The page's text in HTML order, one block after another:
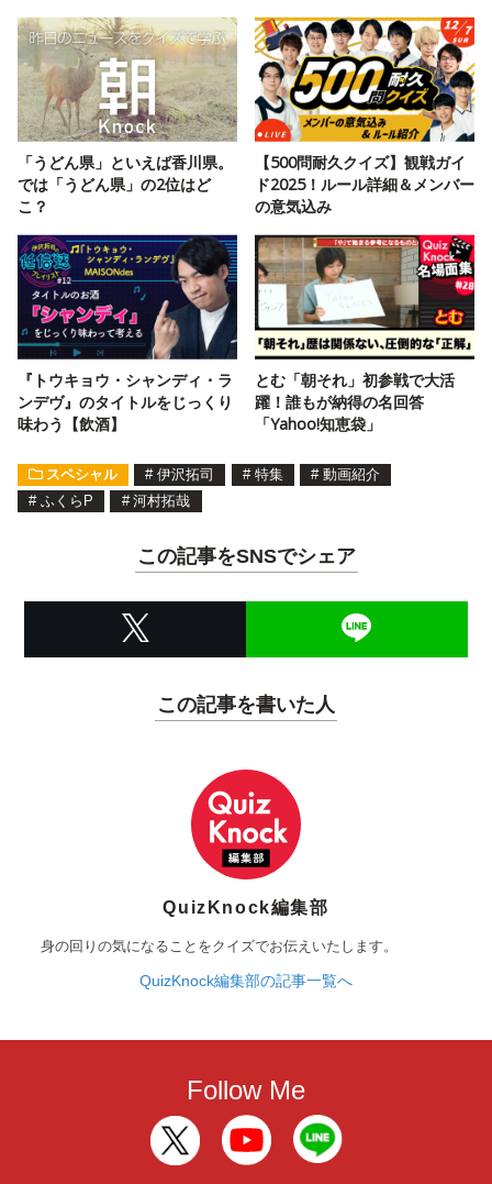
「うどん県」といえば香川県。
では「うどん県」の2位はど
こ？
【500問耐久クイズ】観戦ガイ
ド2025！ルール詳細＆メンバー
の意気込み
『トウキョウ・シャンディ・ラ
ンデヴ』のタイトルをじっくり
味わう【飲酒】
とむ「朝それ」初参戦で大活
躍！誰もが納得の名回答
「Yahoo!知恵袋」
スペシャル # 伊沢拓司 # 特集 # 動画紹介
# ふくらP # 河村拓哉
この記事をSNSでシェア
この記事を書いた人
QuizKnock編集部
身の回りの気になることをクイズでお伝えいたします。
QuizKnock編集部の記事一覧へ
Follow Me